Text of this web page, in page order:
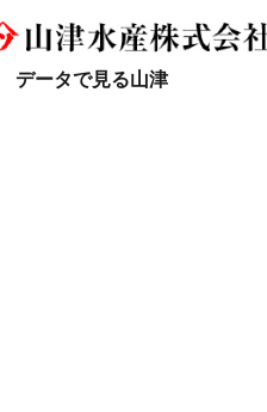
データで見る山津